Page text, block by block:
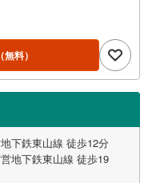
（無料）
下鉄東山線 徒歩12分
地下鉄東山線 徒歩19